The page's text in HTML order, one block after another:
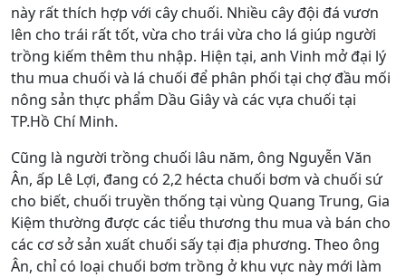
này rất thích hợp với cây chuối. Nhiều cây đội đá vươn
lên cho trái rất tốt, vừa cho trái vừa cho lá giúp người
trồng kiếm thêm thu nhập. Hiện tại, anh Vinh mở đại lý
thu mua chuối và lá chuối để phân phối tại chợ đầu mối
nông sản thực phẩm Dầu Giây và các vựa chuối tại
TP.Hồ Chí Minh.
Cũng là người trồng chuối lâu năm, ông Nguyễn Văn
Ân, ấp Lê Lợi, đang có 2,2 hécta chuối bơm và chuối sứ
cho biết, chuối truyền thống tại vùng Quang Trung, Gia
Kiệm thường được các tiểu thương thu mua và bán cho
các cơ sở sản xuất chuối sấy tại địa phương. Theo ông
Ân, chỉ có loại chuối bơm trồng ở khu vực này mới làm